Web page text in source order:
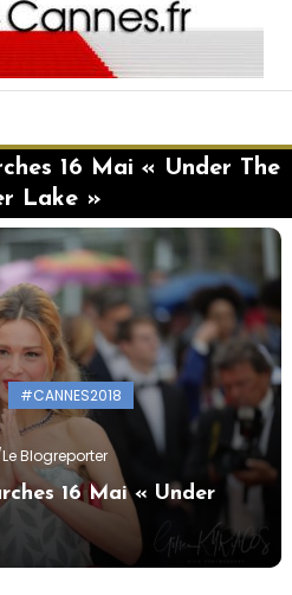
16 Mai « Under The
Lake »
#CANNES2018
Blogreporter
16 Mai « Under